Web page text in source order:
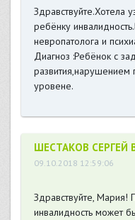
Здравствуйте.Хотела
ребёнку
невропатолога и
Диагноз :Ребёнок с
уровене.
ШЕСТАКОВ СЕРГЕЙ
09.10.2018 12:59:06
Здравствуйте, Мария!
инвалидность может